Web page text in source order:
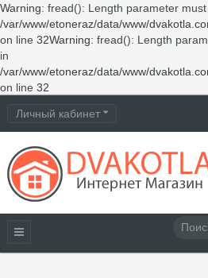
Warning: fread(): Length parameter
/var/www/etoneraz/data/www/
on line 32Warning: fread(): Length
in
/var/www/etoneraz/data/www/
on line 32
Личный кабинет